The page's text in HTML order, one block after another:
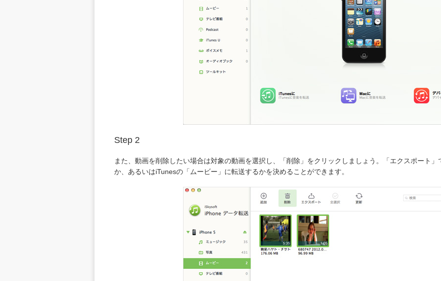
Step 2
また、動画を削除したい場合は対象の動画を選択し、「削除」をクリックしましょう。「エクスポート
か、あるいはiTunesの「ムービー」に転送するかを決めることができます。